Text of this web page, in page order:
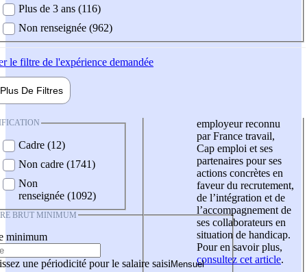
Plus de 3 ans (116)
Non renseignée (962)
le filtre de l'expérience demandée
Plus De Filtres
Cadre (12)
Non cadre (1741)
Non
renseignée (1092)
BRUT MINIMUM
minimum
une périodicité pour le salaire saisi
employeur reconnu
par France travail,
Cap emploi et ses
partenaires pour ses
actions concrètes en
faveur du recrutement,
de l’intégration et de
l’accompagnement de
ses collaborateurs en
situation de handicap.
Pour en savoir plus,
consultez cet article.